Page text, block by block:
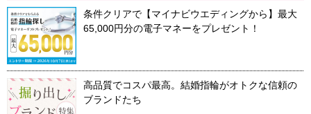
条件クリアで【マイナビウエディングから】最大
65,000円分の電子マネーをプレゼント！
高品質でコスパ最高。結婚指輪がオトクな信頼の
ブランドたち